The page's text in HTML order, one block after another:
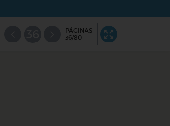
PÁGINAS
36/80